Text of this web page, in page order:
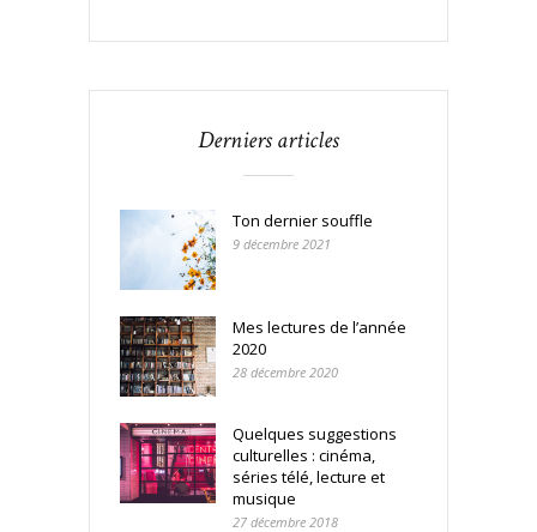
Derniers articles
Ton dernier souffle
9 décembre 2021
Mes lectures de l’année
2020
28 décembre 2020
Quelques suggestions
culturelles : cinéma,
séries télé, lecture et
musique
27 décembre 2018